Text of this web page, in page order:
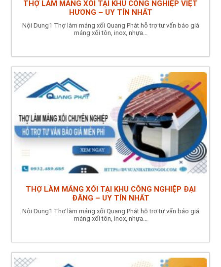
THỢ LÀM MÁNG XỐI TẠI KHU CÔNG NGHIỆP VIỆT
HƯƠNG – UY TÍN NHẤT
Nội Dung1 Thợ làm máng xối Quang Phát hỗ trợ tư vấn báo giá
máng xối tôn, inox, nhựa...
THỢ LÀM MÁNG XỐI TẠI KHU CÔNG NGHIỆP ĐẠI
ĐĂNG – UY TÍN NHẤT
Nội Dung1 Thợ làm máng xối Quang Phát hỗ trợ tư vấn báo giá
máng xối tôn, inox, nhựa...